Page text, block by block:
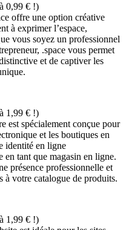
0,99 € !)
offre une option créative
à exprimer l’espace,
vous soyez un professionnel
.space vous permet
et de captiver les
1,99 € !)
est spécialement conçue pour
et les boutiques en
identité en ligne
en tant que magasin en ligne.
présence professionnelle et
à votre catalogue de produits.
1,99 € !)